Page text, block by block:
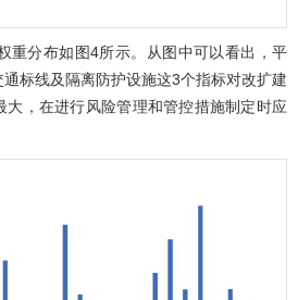
重分布如图4所示。从图中可以看出，平
标线及隔离防护设施这3个指标对改扩建
大，在进行风险管理和管控措施制定时应